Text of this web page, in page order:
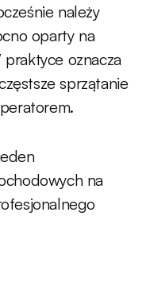
należy
oparty na
oznacza
sprzątanie
na